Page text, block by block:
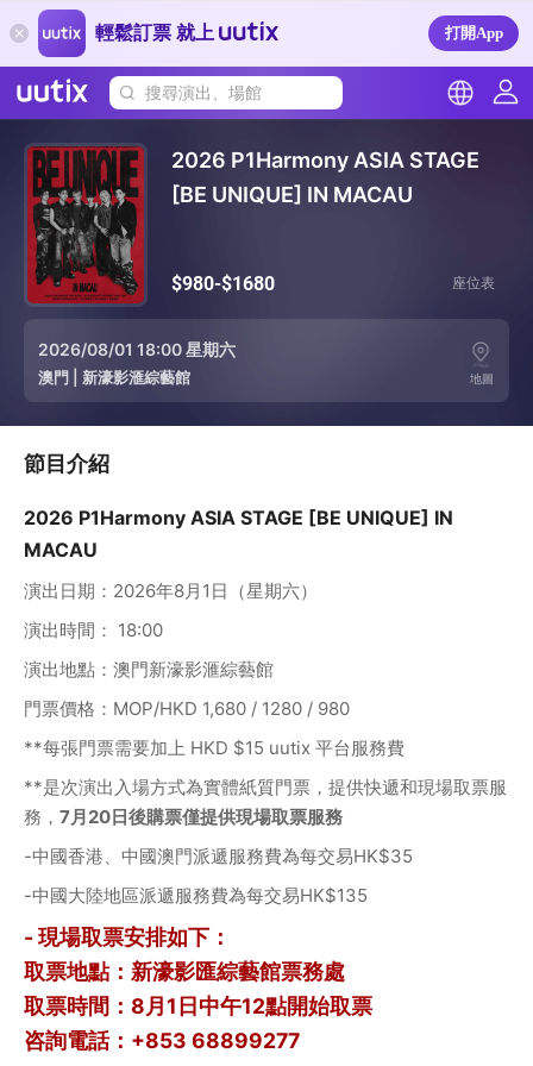
輕鬆訂票 就上 打開App
搜尋演出、場館
2026 P1Harmony ASIA STAGE
[BE UNIQUE] IN MACAU
$980-$1680 座位表
2026/08/01 18:00 星期六
澳門 新濠影滙綜藝館 地圖
節目介紹
2026 P1Harmony ASIA STAGE [BE UNIQUE] IN
MACAU
演出日期：2026年8月1日（星期六）
演出時間： 18:00
演出地點：澳門新濠影滙綜藝館
門票價格：MOP/HKD 1,680 / 1280 / 980
**每張門票需要加上 HKD $15 uutix 平台服務費
**是次演出入場方式為實體紙質門票，提供快遞和現場取票服
務， 7月20日後購票僅提供現場取票服務
-中國香港、中國澳門派遞服務費為每交易HK$35
-中國大陸地區派遞服務費為每交易HK$135
- 現場取票安排如下：
取票地點：新濠影匯綜藝館票務處
取票時間：8月1日中午12點開始取票
咨詢電話：+853 68899277